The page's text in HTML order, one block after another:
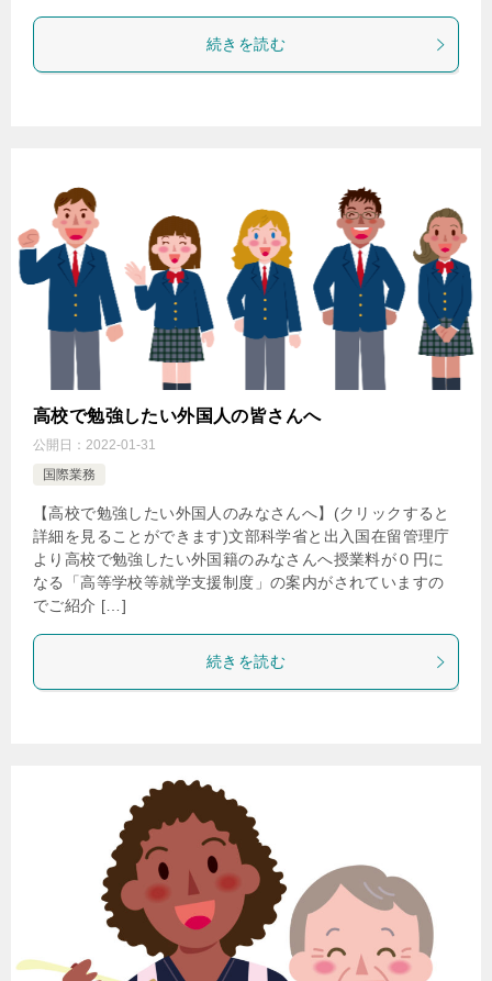
続きを読む
高校で勉強したい外国人の皆さんへ
公開日： 2022-01-31
国際業務
【高校で勉強したい外国人のみなさんへ】(クリックすると
詳細を見ることができます)文部科学省と出入国在留管理庁
より高校で勉強したい外国籍のみなさんへ授業料が０円に
なる「高等学校等就学支援制度」の案内がされていますの
でご紹介 […]
続きを読む